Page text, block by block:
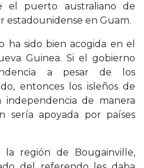
el puerto australiano de
estadounidense en Guam.
ha sido bien acogida en el
Guinea. Si el gobierno
a pesar de los
entonces los isleños de
independencia de manera
sería apoyada por países
la región de Bougainville,